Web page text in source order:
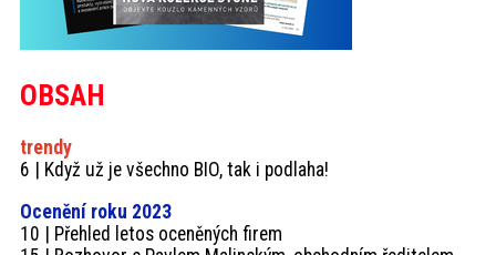
OBSAH
trendy
6 | Když už je všechno BIO, tak i podlaha!
Ocenění roku 2023
10 | Přehled letos oceněných firem